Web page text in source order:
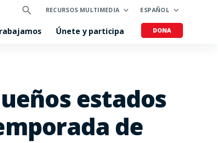
RECURSOS MULTIMEDIA ESPAÑOL
Únete y participa DONA
estados
de